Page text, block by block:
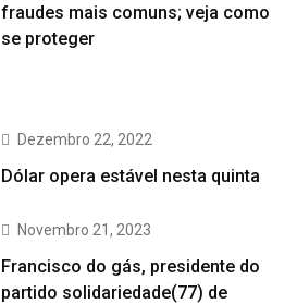
fraudes mais comuns; veja como
se proteger
Dezembro 22, 2022
Dólar opera estável nesta quinta
Novembro 21, 2023
Francisco do gás, presidente do
partido solidariedade(77) de